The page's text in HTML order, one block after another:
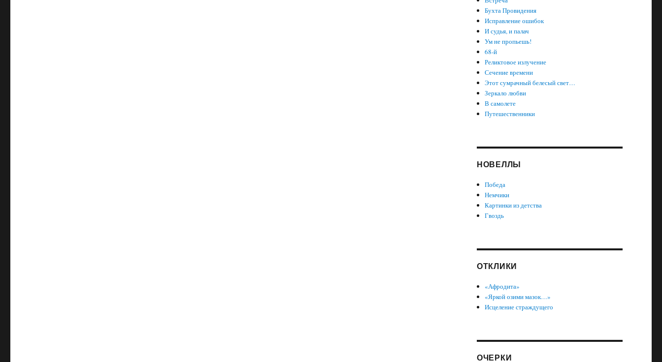
Бухта Провидения
Исправление ошибок
И судья, и палач
Ум не пропьешь!
68-й
Реликтовое излучение
Сечение времени
Этот сумрачный белесый свет…
Зеркало любви
В самолете
Путешественники
НОВЕЛЛЫ
Победа
Немчики
Картинки из детства
Гвоздь
ОТКЛИКИ
«Афродита»
«Яркой озими мазок…»
Исцеление страждущего
ОЧЕРКИ